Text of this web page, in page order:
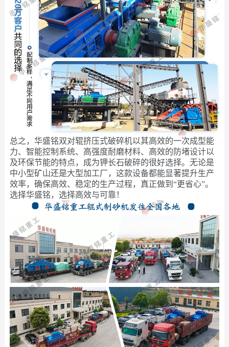
总之，华盛铭双对辊挤压式破碎机以其高效的一次成型能
力、智能控制系统、高强度耐磨材料、高效的防堵设计以
及环保节能的特点，成为钾长石破碎的很好选择。无论是
中小型矿山还是大型加工厂，这款设备都能显著提升生产
效率，确保高效、稳定的生产过程，真正做到“更省心”。
选择华盛铭，选择高效与可靠！